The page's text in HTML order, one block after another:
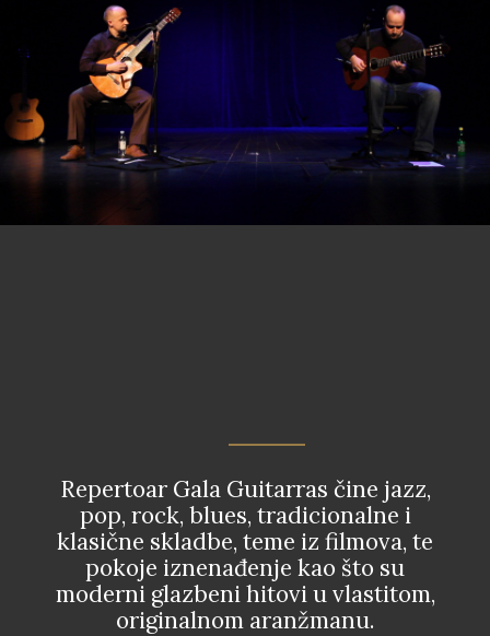
Repertoar Gala Guitarras čine jazz,
pop, rock, blues, tradicionalne i
klasične skladbe, teme iz filmova, te
pokoje iznenađenje kao što su
moderni glazbeni hitovi u vlastitom,
originalnom aranžmanu.